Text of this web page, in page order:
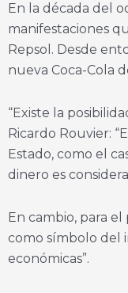
En la década del
manifestaciones
Repsol. Desde
nueva Coca-Cola
“Existe la
Ricardo Rouvier:
Estado, como el
dinero es
En cambio, para
como símbolo del
económicas”.